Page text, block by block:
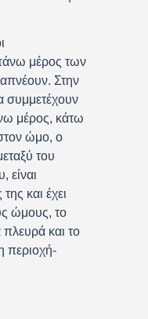
μέρος των
Στην
συμμετέχουν
μέρος, κάτω
ώμο, ο
του
είναι
και έχει
ώμους, το
και το
περιοχή-